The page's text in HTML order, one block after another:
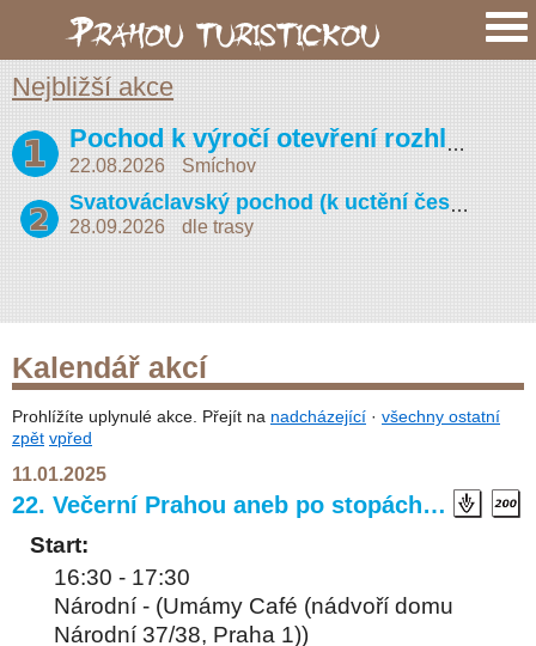
Nejbližší akce
Pochod k výročí otevření rozhledny na Petříně (Vojta Náprstek 2026)
22.08.2026
Smíchov
Svatováclavský pochod (k uctění české státnosti)
28.09.2026
dle trasy
Kalendář akcí
Prohlížíte uplynulé akce. Přejít na nadcházející · všechny ostatní
zpět vpřed
11.01.2025
22. Večerní Prahou aneb po stopách…
Start:
16:30 - 17:30
Národní - (Umámy Café (nádvoří domu
Národní 37/38, Praha 1))